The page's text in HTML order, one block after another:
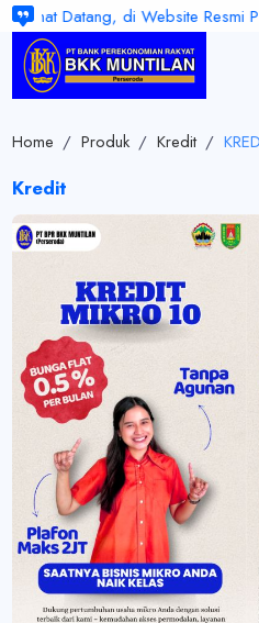
Datang, di Website Resmi
Kredit
Home / Produk / Kredit /